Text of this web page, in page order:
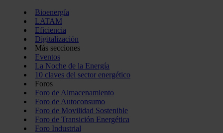
Bioenergía
LATAM
Eficiencia
Digitalización
Más secciones
Eventos
La Noche de la Energía
10 claves del sector energético
Foros
Foro de Almacenamiento
Foro de Autoconsumo
Foro de Movilidad Sostenible
Foro de Transición Energética
Foro Industrial